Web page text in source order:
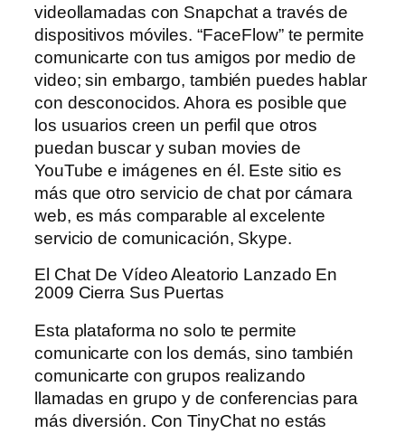
videollamadas con Snapchat a través de
dispositivos móviles. “FaceFlow” te permite
comunicarte con tus amigos por medio de
video; sin embargo, también puedes hablar
con desconocidos. Ahora es posible que
los usuarios creen un perfil que otros
puedan buscar y suban movies de
YouTube e imágenes en él. Este sitio es
más que otro servicio de chat por cámara
web, es más comparable al excelente
servicio de comunicación, Skype.
El Chat De Vídeo Aleatorio Lanzado En
2009 Cierra Sus Puertas
Esta plataforma no solo te permite
comunicarte con los demás, sino también
comunicarte con grupos realizando
llamadas en grupo y de conferencias para
más diversión. Con TinyChat no estás